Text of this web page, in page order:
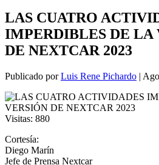
LAS CUATRO
IMPERDIBLES DE LA
DE NEXTCAR 2023
Publicado porLuis Rene Pichardo |
Visitas: 880
Cortesía:
Diego Marín
Jefe de Prensa Nextcar